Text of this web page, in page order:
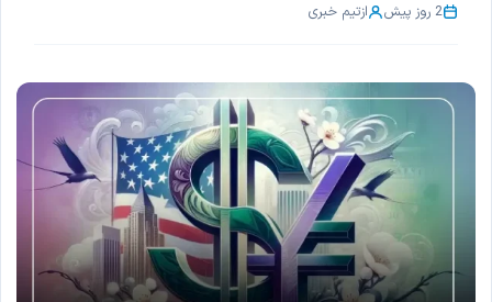
2 روز پیش ازتیم خبری